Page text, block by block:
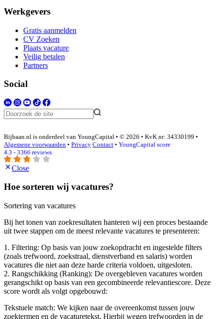
Werkgevers
Gratis aanmelden
CV Zoeken
Plaats vacature
Veilig betalen
Partners
Social
Bijbaan.nl is onderdeel van YoungCapital • © 2026 • KvK nr: 34330199 •
Algemene voorwaarden • Privacy Contact • YoungCapital score
4.3 - 3366 reviews
Close
Hoe sorteren wij vacatures?
Sortering van vacatures
Bij het tonen van zoekresultaten hanteren wij een proces bestaande
uit twee stappen om de meest relevante vacatures te presenteren:
1. Filtering: Op basis van jouw zoekopdracht en ingestelde filters
(zoals trefwoord, zoekstraal, dienstverband en salaris) worden
vacatures die niet aan deze harde criteria voldoen, uitgesloten.
2. Rangschikking (Ranking): De overgebleven vacatures worden
gerangschikt op basis van een gecombineerde relevantiescore. Deze
score wordt als volgt opgebouwd:
Tekstuele match: We kijken naar de overeenkomst tussen jouw
zoektermen en de vacaturetekst. Hierbij wegen trefwoorden in de